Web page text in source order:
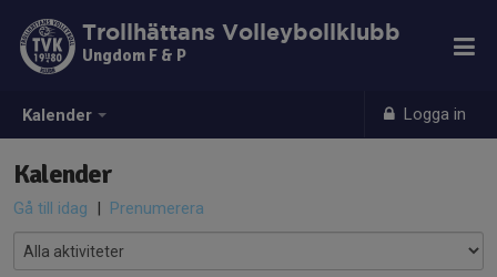
Kalender Logga in
Trollhättans Volleybollklubb
Ungdom F & P
Kalender
Gå till idag | Prenumerera